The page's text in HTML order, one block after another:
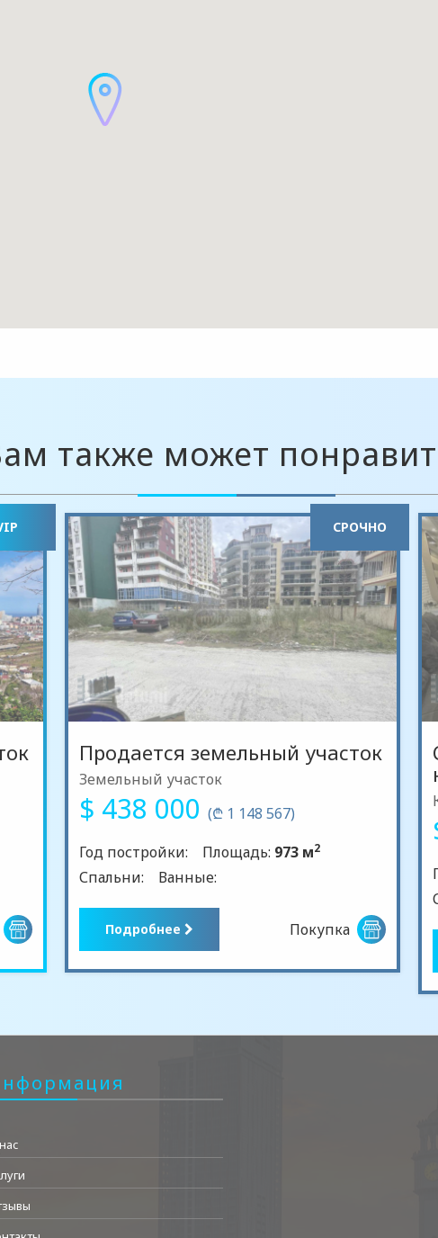
также может
СРОЧНО
Продается земельный участок
Земельный участок
$ 438 000 (₾ 1 148 567)
Год постройки:
Площадь: 973 м2
Спальни: Ванные:
Подробнее Покупка